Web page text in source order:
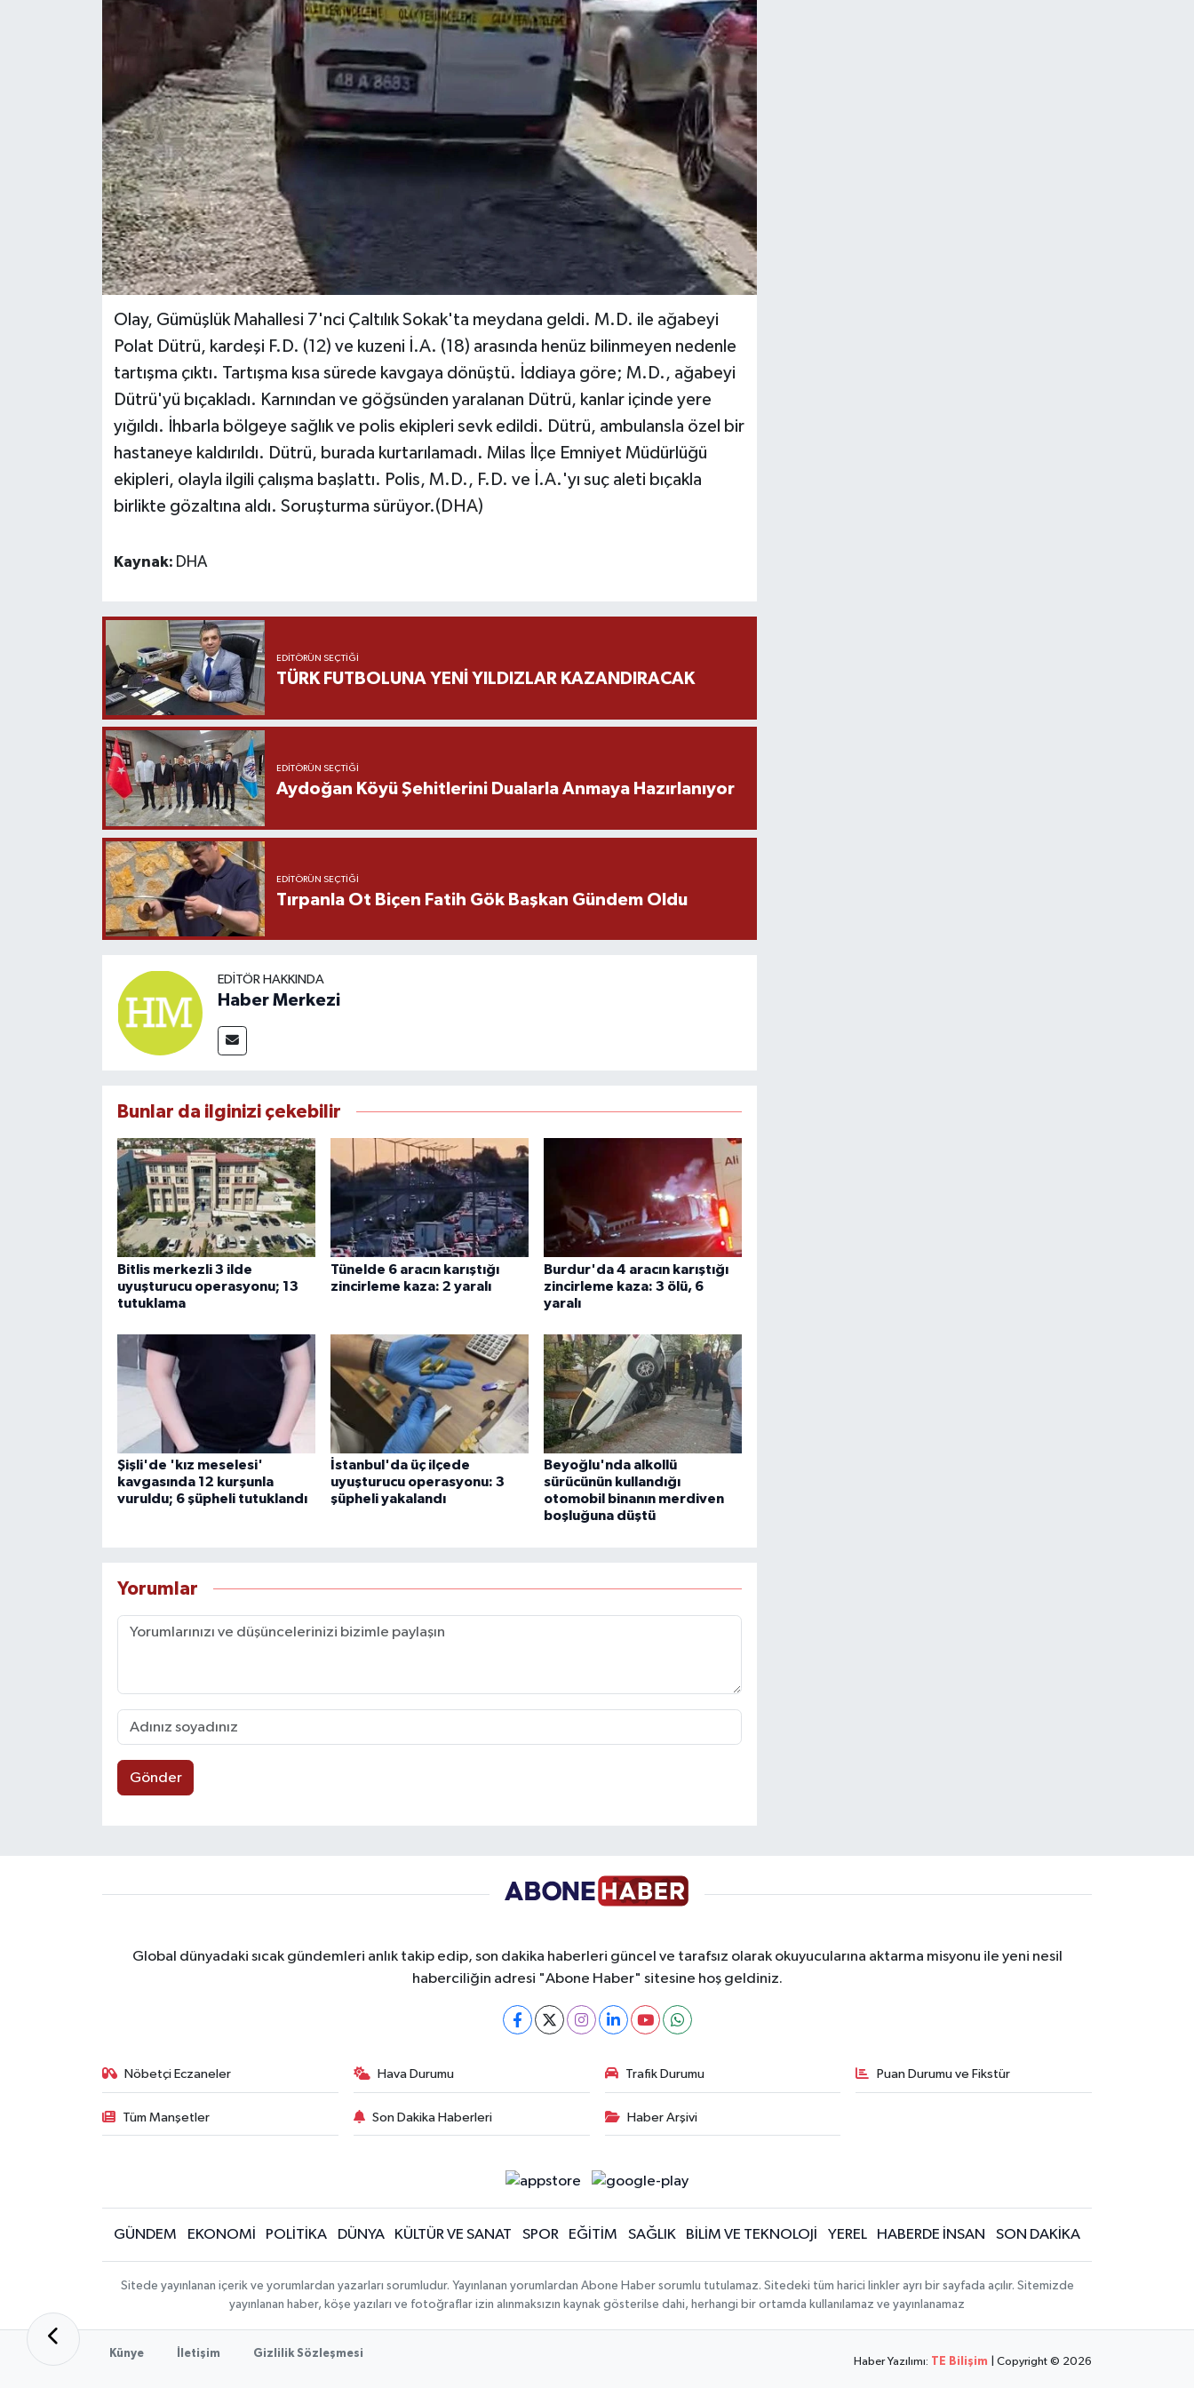
Olay, Gümüşlük Mahallesi 7'nci Çaltılık Sokak'ta meydana geldi. M.D. ile ağabeyi
Polat Dütrü, kardeşi F.D. (12) ve kuzeni İ.A. (18) arasında henüz bilinmeyen nedenle
tartışma çıktı. Tartışma kısa sürede kavgaya dönüştü. İddiaya göre; M.D., ağabeyi
Dütrü'yü bıçakladı. Karnından ve göğsünden yaralanan Dütrü, kanlar içinde yere
yığıldı. İhbarla bölgeye sağlık ve polis ekipleri sevk edildi. Dütrü, ambulansla özel bir
hastaneye kaldırıldı. Dütrü, burada kurtarılamadı. Milas İlçe Emniyet Müdürlüğü
ekipleri, olayla ilgili çalışma başlattı. Polis, M.D., F.D. ve İ.A.'yı suç aleti bıçakla
birlikte gözaltına aldı. Soruşturma sürüyor.(DHA)
Kaynak: DHA
EDITÖRÜN SEÇTIĞI
TÜRK FUTBOLUNA YENİ YILDIZLAR KAZANDIRACAK
EDITÖRÜN SEÇTIĞI
Aydoğan Köyü Şehitlerini Dualarla Anmaya Hazırlanıyor
EDITÖRÜN SEÇTIĞI
Tırpanla Ot Biçen Fatih Gök Başkan Gündem Oldu
EDITÖR HAKKINDA
Haber Merkezi
Bunlar da ilginizi çekebilir
Bitlis merkezli 3 ilde
uyuşturucu operasyonu; 13
tutuklama
Tünelde 6 aracın karıştığı
zincirleme kaza: 2 yaralı
Burdur'da 4 aracın karıştığı
zincirleme kaza: 3 ölü, 6
yaralı
Şişli'de 'kız meselesi'
kavgasında 12 kurşunla
vuruldu; 6 şüpheli tutuklandı
İstanbul'da üç ilçede
uyuşturucu operasyonu: 3
şüpheli yakalandı
Beyoğlu'nda alkollü
sürücünün kullandığı
otomobil binanın merdiven
boşluğuna düştü
Yorumlar
Gönder
Global dünyadaki sıcak gündemleri anlık takip edip, son dakika haberleri güncel ve tarafsız olarak okuyucularına aktarma misyonu ile yeni nesil
haberciliğin adresi "Abone Haber" sitesine hoş geldiniz.
Nöbetçi Eczaneler Hava Durumu Trafik Durumu Puan Durumu ve Fikstür
Tüm Manşetler Son Dakika Haberleri Haber Arşivi
GÜNDEM EKONOMİ POLİTİKA DÜNYA KÜLTÜR VE SANAT SPOR EĞİTİM SAĞLIK BİLİM VE TEKNOLOJİ YEREL HABERDE İNSAN SON DAKİKA
Sitede yayınlanan içerik ve yorumlardan yazarları sorumludur. Yayınlanan yorumlardan Abone Haber sorumlu tutulamaz. Sitedeki tüm harici linkler ayrı bir sayfada açılır. Sitemizde
yayınlanan haber, köşe yazıları ve fotoğraflar izin alınmaksızın kaynak gösterilse dahi, herhangi bir ortamda kullanılamaz ve yayınlanamaz
Künye İletişim Gizlilik Sözleşmesi
Haber Yazılımı: TE Bilişim | Copyright © 2026
Gündem
Haberde İnsan
Kültür Sanat
Magazin
Son Dakika